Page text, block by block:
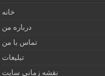
خانه
درباره من
تماس با من
تبلیغات
نقشه زمانی سایت